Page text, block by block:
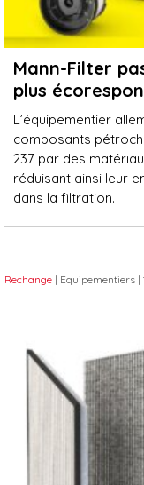
Mann-Filter
plus
L’équipementier
composants
237 par des
réduisant ainsi leur
dans la filtration.
Rechange | Equipementiers |